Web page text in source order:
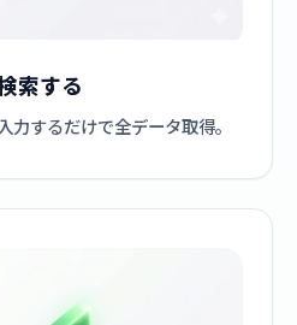
索する
力するだけで全データ取得。